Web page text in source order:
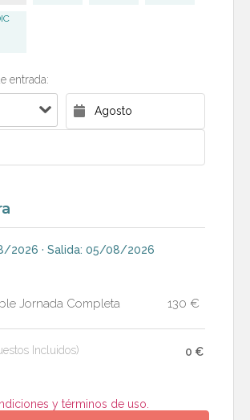
entrada:
2026 · Salida: 05/08/2026
Jornada Completa
130 €
Incluidos) 0 €
y términos de uso.